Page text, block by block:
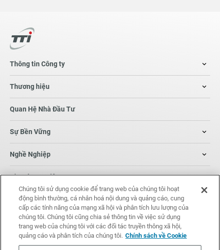
Thông tin Công ty
Thương hiệu
Quan Hệ Nhà Đầu Tư
Sự Bền Vững
Nghề Nghiệp
Tin Tức Sự Kiện
Thông tin liên hệ
© Techtronic Industries Co. Ltd. All rights reserved.
Chúng tôi sử dụng cookie để trang web của chúng tôi hoạt
động bình thường, cá nhân hoá nội dung và quảng cáo, cung
cấp các tính năng của mạng xã hội và phân tích lưu lượng của
chúng tôi. Chúng tôi cũng chia sẻ thông tin về việc sử dụng
trang web của chúng tôi với các đối tác truyền thông xã hội,
quảng cáo và phân tích của chúng tôi. Chính sách về Cookie